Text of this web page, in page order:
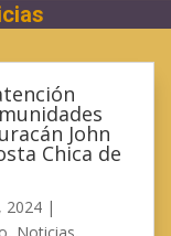
John
Chica de
2024|